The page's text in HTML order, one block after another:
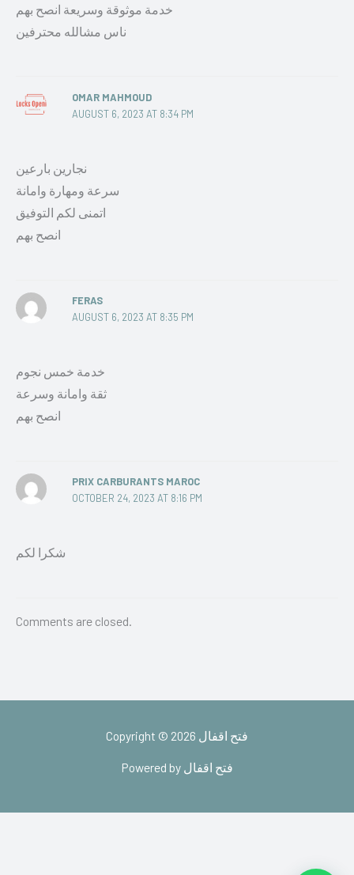
خدمة موثوقة وسريعة انصح بهم
ناس مشالله محترفين
OMAR MAHMOUD
AUGUST 6, 2023 AT 8:34 PM
نجارين بارعين
سرعة ومهارة وامانة
اتمنى لكم التوفيق
انصح بهم
FERAS
AUGUST 6, 2023 AT 8:35 PM
خدمة خمس نجوم
ثقة وامانة وسرعة
انصح بهم
PRIX CARBURANTS MAROC
OCTOBER 24, 2023 AT 8:16 PM
شكرا لكم
Comments are closed.
Copyright © 2026 فتح اقفال
Powered by فتح اقفال